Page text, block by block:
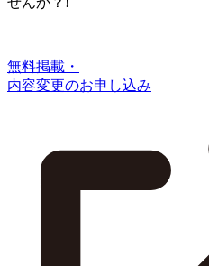
無料掲載・
内容変更のお申し込み